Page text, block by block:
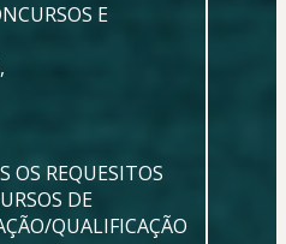
E
OS REQUESITOS
DE
QUALIFICAÇÃO